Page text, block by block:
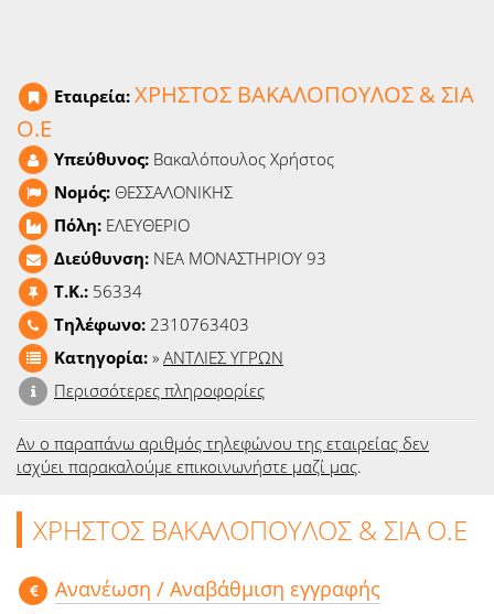
Εταιρεία: ΧΡΗΣΤΟΣ ΒΑΚΑΛΟΠΟΥΛΟΣ & ΣΙΑ
Ο.Ε
Υπεύθυνος: Βακαλόπουλος Χρήστος
Νομός: ΘΕΣΣΑΛΟΝΙΚΗΣ
Πόλη: ΕΛΕΥΘΕΡΙΟ
Διεύθυνση: ΝΕΑ ΜΟΝΑΣΤΗΡΙΟΥ 93
T.K.: 56334
Τηλέφωνο: 2310763403
Κατηγορία: » ΑΝΤΛΙΕΣ ΥΓΡΩΝ
Περισσότερες πληροφορίες
Αν ο παραπάνω αριθμός τηλεφώνου της εταιρείας δεν
ισχύει παρακαλούμε επικοινωνήστε μαζί μας.
ΧΡΗΣΤΟΣ ΒΑΚΑΛΟΠΟΥΛΟΣ & ΣΙΑ Ο.Ε
Aνανέωση / Αναβάθμιση εγγραφής